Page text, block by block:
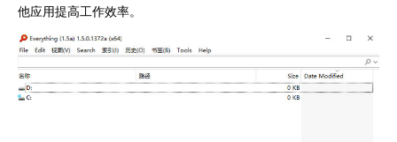
他应用提高工作效率。